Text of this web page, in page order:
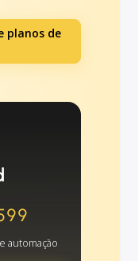
planos de
automação